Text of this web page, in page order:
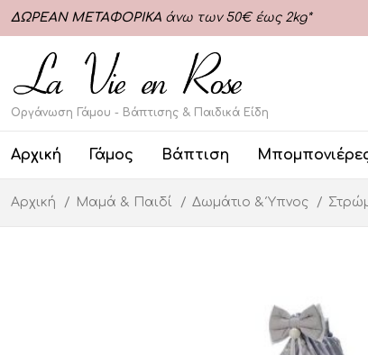
ΔΩΡΕΑΝ ΜΕΤΑΦΟΡΙΚΑ άνω των 50€ έως 2kg*
Οργάνωση Γάμου - Βάπτισης & Παιδικά Είδη
Αρχική Γάμος Βάπτιση
Αρχική Μαμά & Παιδί Δωμάτιο & Ύπνος